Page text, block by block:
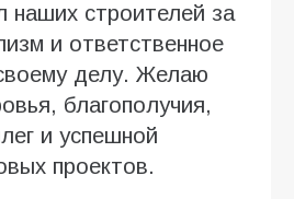
наших строителей за
и ответственное
делу. Желаю
благополучия,
и успешной
проектов.